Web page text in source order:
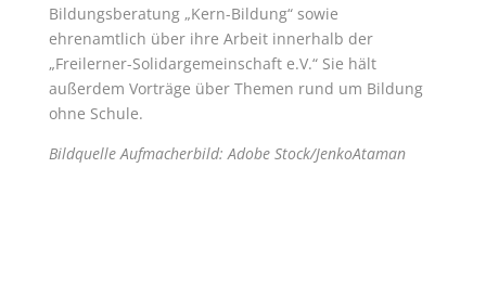
Bildungsberatung „Kern-Bildung“ sowie
ehrenamtlich über ihre Arbeit innerhalb der
„Freilerner-Solidargemeinschaft e.V.“ Sie hält
außerdem Vorträge über Themen rund um Bildung
ohne Schule.
Bildquelle Aufmacherbild: Adobe Stock/JenkoAtaman